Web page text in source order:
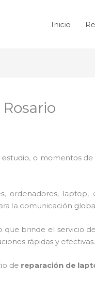
Inicio
o momentos
ordenadores,
la comunicación
brinde el servicio de
rápidas y efectivas.
de reparación de